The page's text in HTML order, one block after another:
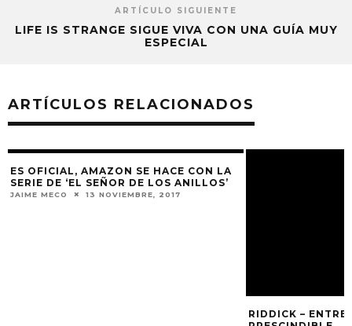
ARTÍCULO SIGUIENTE
LIFE IS STRANGE SIGUE VIVA CON UNA GUÍA MUY
ESPECIAL
ARTÍCULOS RELACIONADOS
ES OFICIAL, AMAZON SE HACE CON LA
SERIE DE ‘EL SEÑOR DE LOS ANILLOS’
JAIME MECO 13 NOVIEMBRE, 2017